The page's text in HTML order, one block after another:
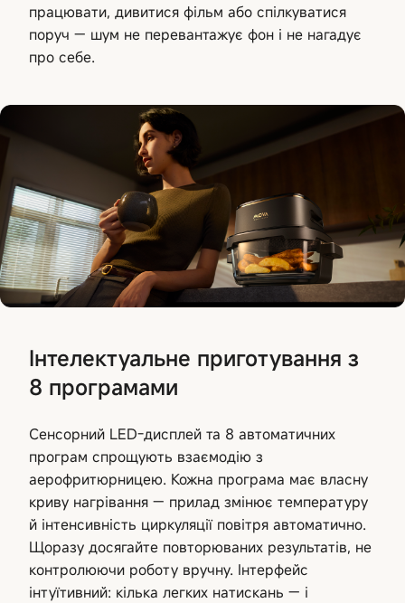
працювати, дивитися фільм або спілкуватися
поруч — шум не перевантажує фон і не нагадує
про себе.
Інтелектуальне приготування з
8 програмами
Сенсорний LED-дисплей та 8 автоматичних
програм спрощують взаємодію з
аерофритюрницею. Кожна програма має власну
криву нагрівання — прилад змінює температуру
й інтенсивність циркуляції повітря автоматично.
Щоразу досягайте повторюваних результатів, не
контролюючи роботу вручну. Інтерфейс
інтуїтивний: кілька легких натискань — і